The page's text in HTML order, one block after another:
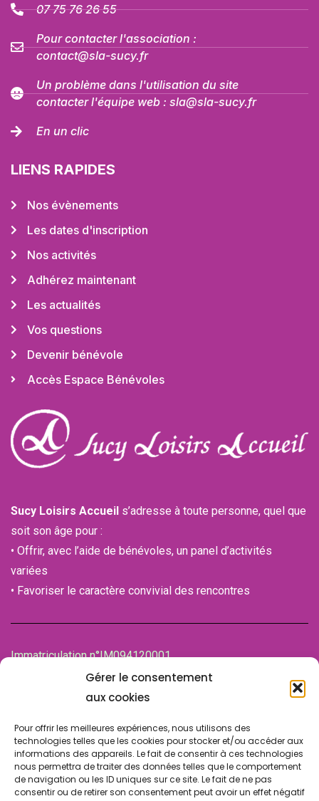
Gérer le consentement
aux cookies
Pour offrir les meilleures expériences, nous utilisons des
technologies telles que les cookies pour stocker et/ou accéder aux
informations des appareils. Le fait de consentir à ces technologies
nous permettra de traiter des données telles que le comportement
de navigation ou les ID uniques sur ce site. Le fait de ne pas
consentir ou de retirer son consentement peut avoir un effet négatif
07 75 76 26 55
Pour contacter l'association :
contact@sla-sucy.fr
Un problème dans l'utilisation du site
contacter l'équipe web : sla@sla-sucy.fr
En un clic
LIENS RAPIDES
Nos évènements
Les dates d'inscription
Nos activités
Adhérez maintenant
Les actualités
Vos questions
Devenir bénévole
Accès Espace Bénévoles
Sucy Loisirs Accueil s’adresse à toute personne, quel que
soit son âge pour :
• Offrir, avec l’aide de bénévoles, un panel d’activités
variées
• Favoriser le caractère convivial des rencontres
Immatriculation n°IM094120001
de la Chambre des associations (CDA)
94100 SAINT-MAUR-DES-FOSSES